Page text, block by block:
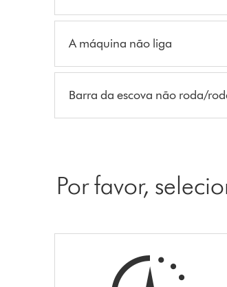
A máquina não liga
Barra da escova não roda/
Por favor,